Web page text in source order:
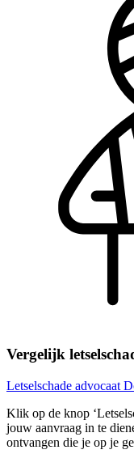
Vergelijk
Letselschade advocaat
Klik op de knop
jouw aanvraag in te
ontvangen die je op je